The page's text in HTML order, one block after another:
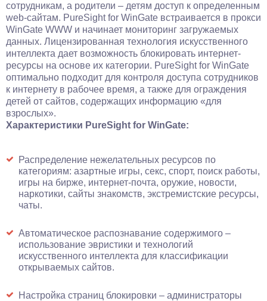
сотрудникам, а родители – детям доступ к определенным
web-сайтам. PureSight for WinGate встраивается в прокси
WinGate WWW и начинает мониторинг загружаемых
данных. Лицензированная технология искусственного
интеллекта дает возможность блокировать интернет-
ресурсы на основе их категории. PureSight for WinGate
оптимально подходит для контроля доступа сотрудников
к интернету в рабочее время, а также для ограждения
детей от сайтов, содержащих информацию «для
взрослых».
Характеристики PureSight for WinGate:
Распределение нежелательных ресурсов по
категориям: азартные игры, секс, спорт, поиск работы,
игры на бирже, интернет-почта, оружие, новости,
наркотики, сайты знакомств, экстремистские ресурсы,
чаты.
Автоматическое распознавание содержимого –
использование эвристики и технологий
искусственного интеллекта для классификации
открываемых сайтов.
Настройка страниц блокировки – администраторы